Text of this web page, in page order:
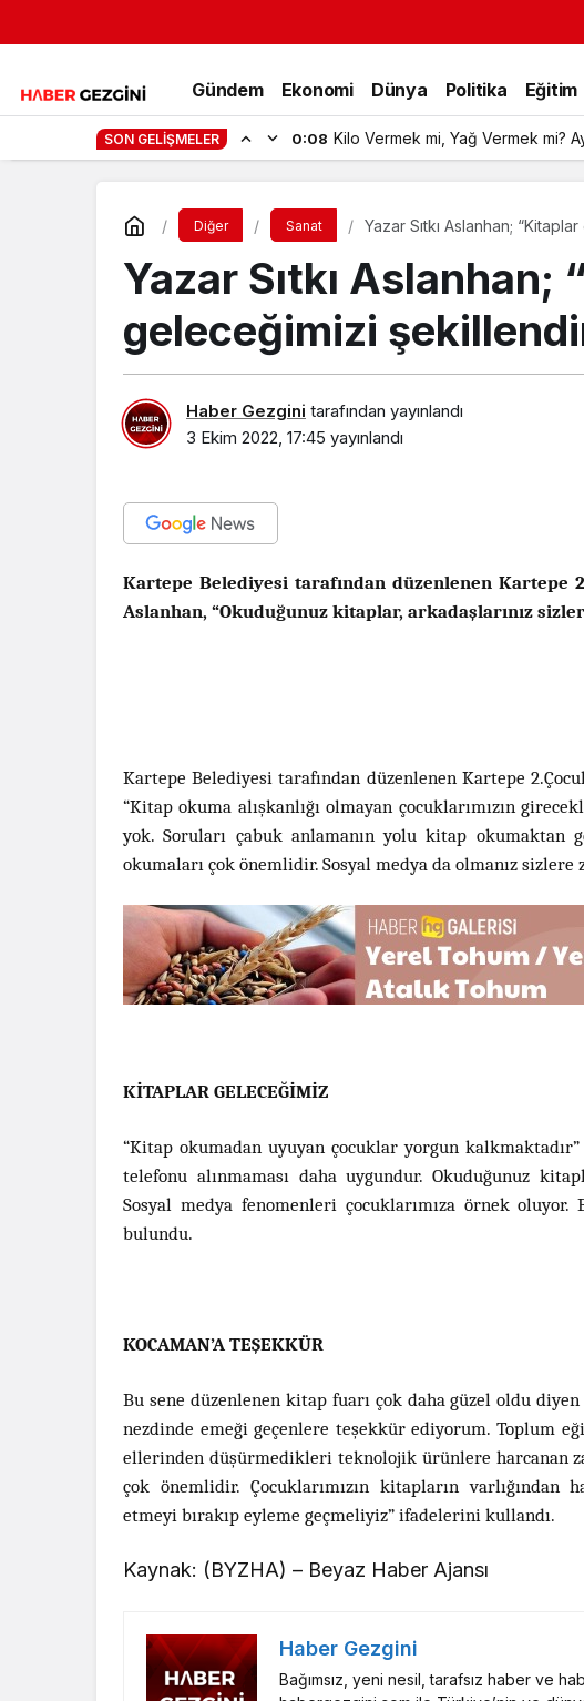
Gündem Ekonomi Dünya Politika Eğitim
SON GELIŞMELER 0:08 Kilo Vermek mi, Yağ Vermek mi?
Diğer Sanat Yazar Sıtkı Aslanhan;
Yazar Sıtkı Aslanhan;
geleceğimizi
Haber Gezgini tarafından yayınlandı
3 Ekim 2022, 17:45 yayınlandı
Kartepe Belediyesi tarafından düzenlenen Kartepe
Aslanhan, “Okuduğunuz kitaplar, arkadaşlarınız
Kartepe Belediyesi tarafından düzenlenen Kartepe
“Kitap okuma alışkanlığı olmayan çocuklarımızın
yok. Soruları çabuk anlamanın yolu kitap okumaktan
okumaları çok önemlidir. Sosyal medya da olmanız
KİTAPLAR GELECEĞİMİZ
“Kitap okumadan uyuyan çocuklar yorgun
telefonu alınmaması daha uygundur. Okuduğunuz
Sosyal medya fenomenleri çocuklarımıza örnek
bulundu.
KOCAMAN’A TEŞEKKÜR
Bu sene düzenlenen kitap fuarı çok daha güzel oldu diyen
nezdinde emeği geçenlere teşekkür ediyorum. Toplum
ellerinden düşürmedikleri teknolojik ürünlere harcanan
çok önemlidir. Çocuklarımızın kitapların varlığından
etmeyi bırakıp eyleme geçmeliyiz” ifadelerini kullandı.
Kaynak: (BYZHA) – Beyaz Haber Ajansı
Haber Gezgini
Bağımsız, yeni nesil, tarafsız haber ve